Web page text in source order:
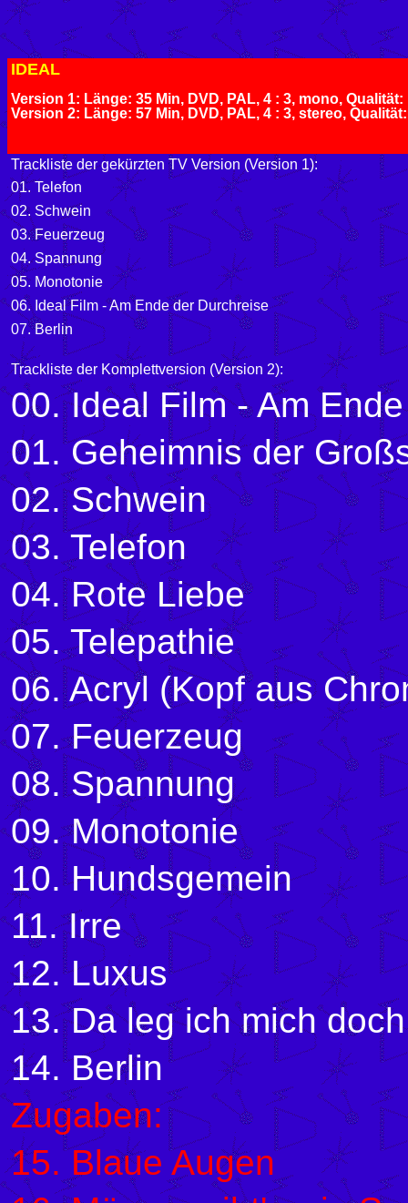
IDEAL
Version 1: Länge: 35 Min, DVD, PAL, 4 : 3, mono, Qualität:
Version 2: Länge: 57 Min, DVD, PAL, 4 : 3, stereo, Qualität:
Trackliste der gekürzten TV Version (Version 1):
01. Telefon
02. Schwein
03. Feuerzeug
04. Spannung
05. Monotonie
06. Ideal Film - Am Ende der Durchreise
07. Berlin
Trackliste der Komplettversion (Version 2):
00. Ideal Film - Am
01. Geheimnis der
02. Schwein
03. Telefon
04. Rote Liebe
05. Telepathie
06. Acryl (Kopf aus
07. Feuerzeug
08. Spannung
09. Monotonie
10. Hundsgemein
11. Irre
12. Luxus
13. Da leg ich mich
14. Berlin
Zugaben:
15. Blaue Augen